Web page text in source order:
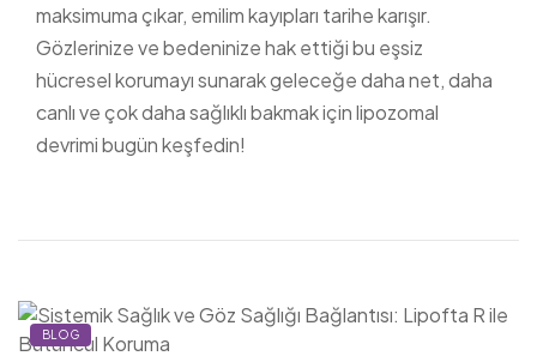
maksimuma çıkar, emilim kayıpları tarihe karışır.
Gözlerinize ve bedeninize hak ettiği bu eşsiz
hücresel korumayı sunarak geleceğe daha net, daha
canlı ve çok daha sağlıklı bakmak için lipozomal
devrimi bugün keşfedin!
BLOG